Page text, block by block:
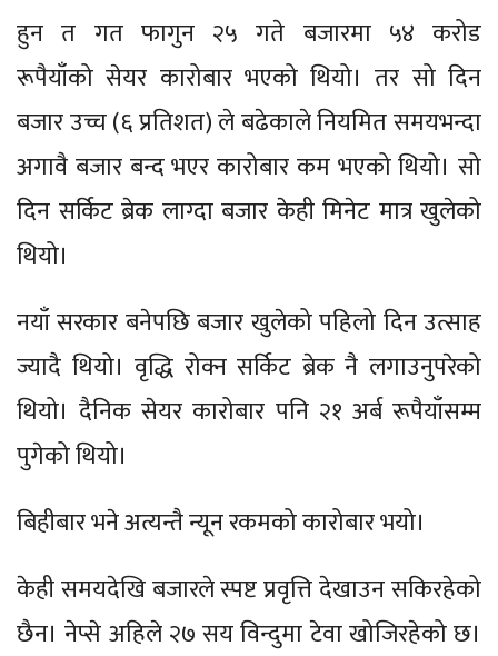
हुन त गत फागुन २५ गते बजारमा ५४ करोड
रूपैयाँको सेयर कारोबार भएको थियो। तर सो दिन
बजार उच्च (६ प्रतिशत) ले बढेकाले नियमित समयभन्दा
अगावै बजार बन्द भएर कारोबार कम भएको थियो। सो
दिन सर्किट ब्रेक लाग्दा बजार केही मिनेट मात्र खुलेको
थियो।
नयाँ सरकार बनेपछि बजार खुलेको पहिलो दिन उत्साह
ज्यादै थियो। वृद्धि रोक्न सर्किट ब्रेक नै लगाउनुपरेको
थियो। दैनिक सेयर कारोबार पनि २१ अर्ब रूपैयाँसम्म
पुगेको थियो।
बिहीबार भने अत्यन्तै न्यून रकमको कारोबार भयो।
केही समयदेखि बजारले स्पष्ट प्रवृत्ति देखाउन सकिरहेको
छैन। नेप्से अहिले २७ सय विन्दुमा टेवा खोजिरहेको छ।